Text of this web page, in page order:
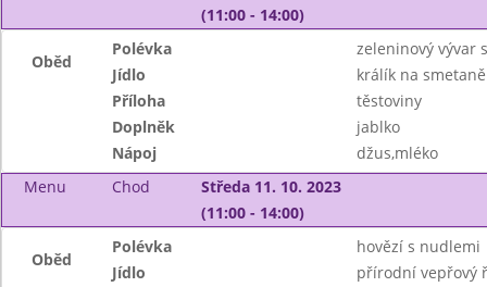
(11:00 - 14:00)
Oběd
Polévka
zeleninový vývar
Jídlo
králík na smetaně
Příloha
těstoviny
Doplněk
jablko
Nápoj
džus,mléko
Menu
Chod
Středa 11. 10. 2023
(11:00 - 14:00)
Oběd
Polévka
hovězí s nudlemi
Jídlo
přírodní vepřový